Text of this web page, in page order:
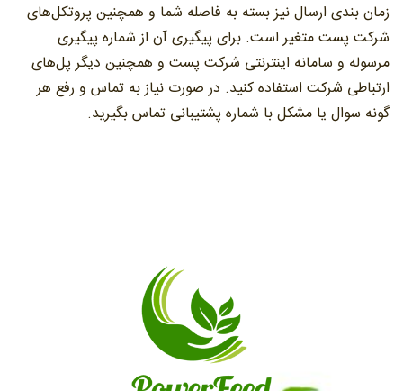
زمان بندی ارسال نیز بسته به فاصله شما و همچنین پروتکل‌های
شرکت پست متغیر است. برای پیگیری آن از شماره پیگیری
مرسوله و سامانه اینترنتی شرکت پست و همچنین دیگر پل‌های
ارتباطی شرکت استفاده کنید. در صورت نیاز به تماس و رفع هر
گونه سوال یا مشکل با شماره پشتیبانی تماس بگیرید.